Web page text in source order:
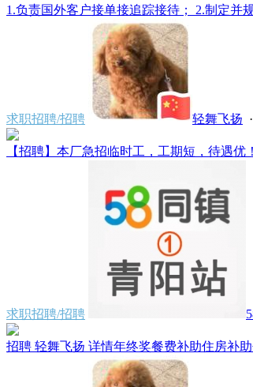
1.负责国外客户接单接追踪接待； 2.制定并
求职招聘/招聘 轻舞飞扬
【招聘】本厂急招临时工，工期短，待遇
求职招聘/招聘
招聘 轻舞飞扬 详情年终奖餐费补助住房补